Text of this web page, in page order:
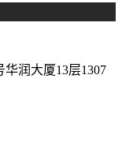
润大厦13层1307